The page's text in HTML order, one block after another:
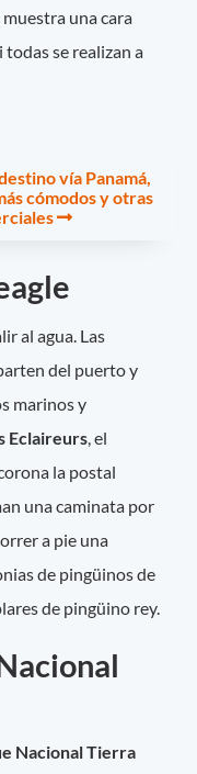
una cara
todas se realizan a
vía Panamá,
cómodos y otras
al agua. Las
del puerto y
marinos y
Eclaireurs, el
la postal
una caminata por
a pie una
de pingüinos de
de pingüino rey.
Nacional Tierra